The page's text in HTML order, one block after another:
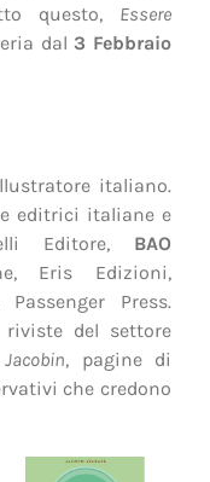
questo, Essere
dal3 Febbraio
italiano.
editrici italiane e
Editore, BAO
Eris Edizioni,
Press.
del settore
Jacobin, pagine di
che credono